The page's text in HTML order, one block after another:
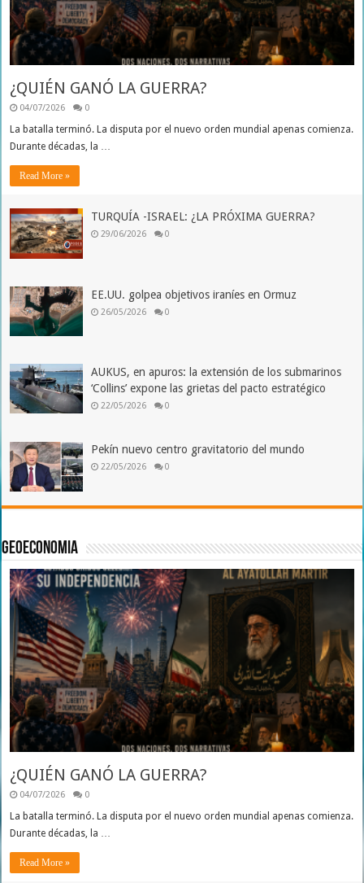
¿QUIÉN GANÓ LA GUERRA?
04/07/2026 0
La batalla terminó. La disputa por el nuevo orden mundial apenas comienza.
Durante décadas, la …
Read More »
TURQUÍA -ISRAEL: ¿LA PRÓXIMA GUERRA?
29/06/2026 0
EE.UU. golpea objetivos iraníes en Ormuz
26/05/2026 0
AUKUS, en apuros: la extensión de los submarinos
‘Collins’ expone las grietas del pacto estratégico
22/05/2026 0
Pekín nuevo centro gravitatorio del mundo
22/05/2026 0
Geoeconomia
¿QUIÉN GANÓ LA GUERRA?
04/07/2026 0
La batalla terminó. La disputa por el nuevo orden mundial apenas comienza.
Durante décadas, la …
Read More »